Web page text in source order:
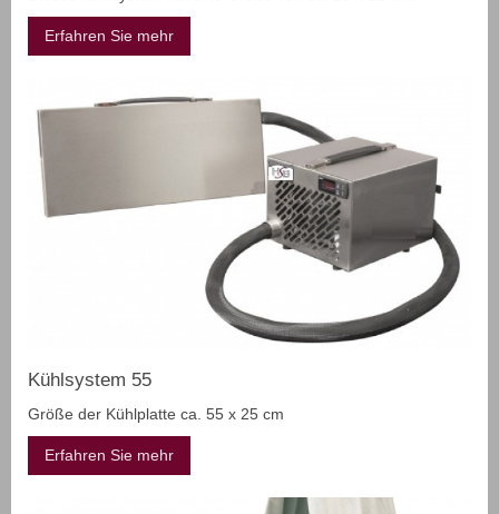
Erfahren Sie mehr
Kühlsystem 55
Größe der Kühlplatte ca. 55 x 25 cm
Erfahren Sie mehr